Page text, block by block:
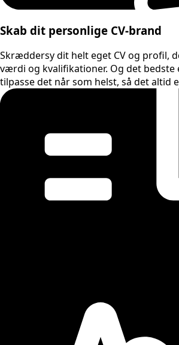
Skab dit personlige CV-brand
Skræddersy dit helt eget CV og profil,
værdi og kvalifikationer. Og det bedste
tilpasse det når som helst, så det altid